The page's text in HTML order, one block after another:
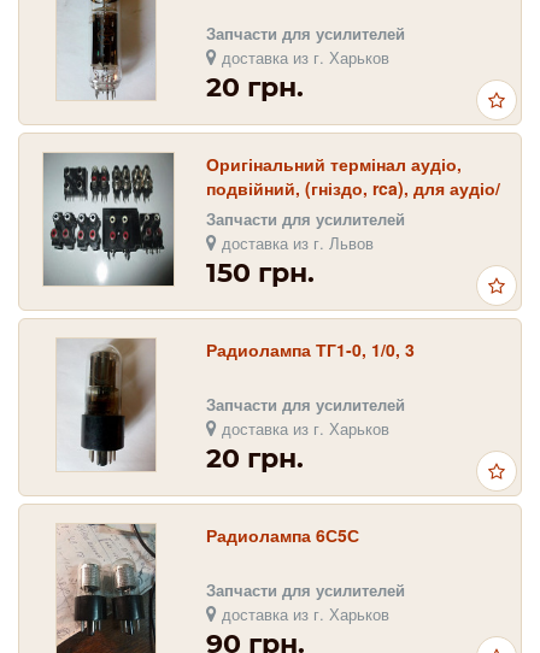
Запчасти для усилителей
доставка из г. Харьков
20 грн.
Оригінальний термінал аудіо,
подвійний, (гніздо, rca), для аудіо/
відео техніки.
Запчасти для усилителей
доставка из г. Львов
150 грн.
Радиолампа ТГ1-0, 1/0, 3
Запчасти для усилителей
доставка из г. Харьков
20 грн.
Радиолампа 6С5С
Запчасти для усилителей
доставка из г. Харьков
90 грн.